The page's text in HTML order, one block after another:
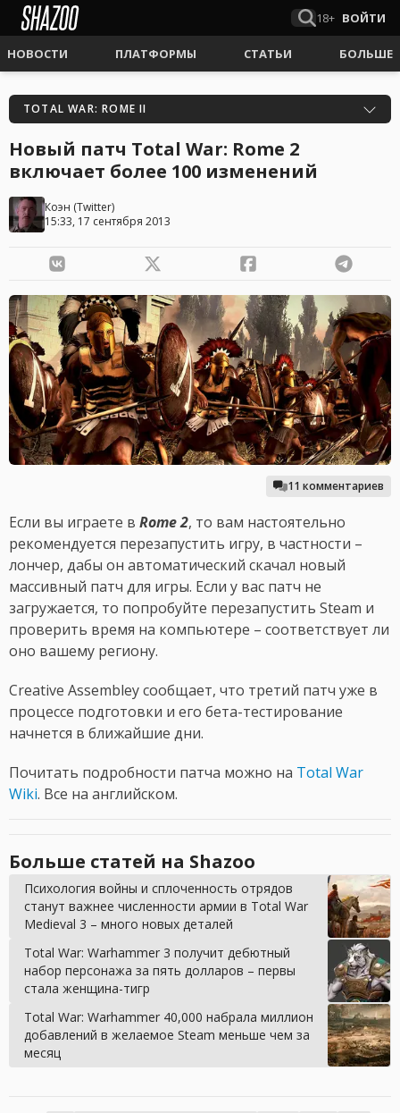
18+ ВОЙТИ
НОВОСТИ ПЛАТФОРМЫ СТАТЬИ БОЛЬШЕ
TOTAL WAR: ROME II
Новый патч Total War: Rome 2
включает более 100 изменений
Коэн (Twitter)
15:33, 17 сентября 2013
11 комментариев
Если вы играете в Rome 2, то вам настоятельно
рекомендуется перезапустить игру, в частности –
лончер, дабы он автоматический скачал новый
массивный патч для игры. Если у вас патч не
загружается, то попробуйте перезапустить Steam и
проверить время на компьютере – соответствует ли
оно вашему региону.
Creative Assembley сообщает, что третий патч уже в
процессе подготовки и его бета-тестирование
начнется в ближайшие дни.
Почитать подробности патча можно на Total War
Wiki. Все на английском.
Больше статей на Shazoo
Психология войны и сплоченность отрядов
станут важнее численности армии в Total War
Medieval 3 – много новых деталей
Total War: Warhammer 3 получит дебютный
набор персонажа за пять долларов – первы
стала женщина-тигр
Total War: Warhammer 40,000 набрала миллион
добавлений в желаемое Steam меньше чем за
месяц